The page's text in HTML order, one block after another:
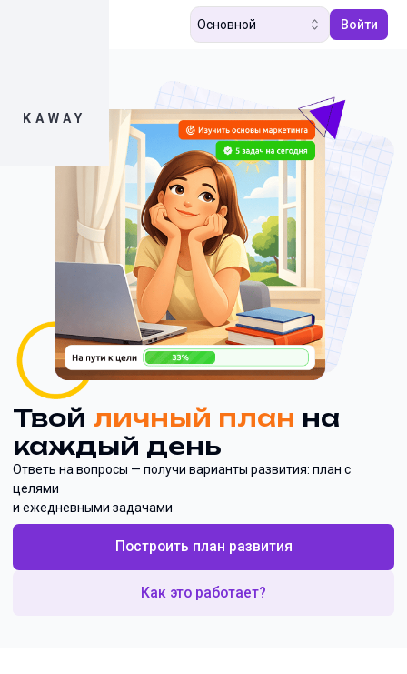
KAWAY
Основной Войти
Твой личный план на
каждый день
Ответь на вопросы — получи варианты развития: план с
целями
и ежедневными задачами
Построить план развития
Как это работает?